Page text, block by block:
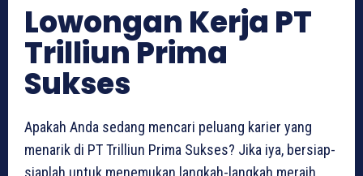
Lowongan Kerja PT
Trilliun Prima
Sukses
Apakah Anda sedang mencari peluang karier yang
menarik di PT Trilliun Prima Sukses? Jika iya, bersiap-
siaplah untuk menemukan langkah-langkah meraih